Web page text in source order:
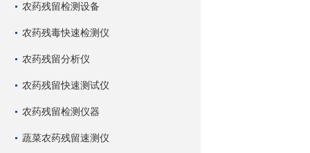
农药残留检测设备
农药残毒快速检测仪
农药残留分析仪
农药残留快速测试仪
农药残留检测仪器
蔬菜农药残留速测仪